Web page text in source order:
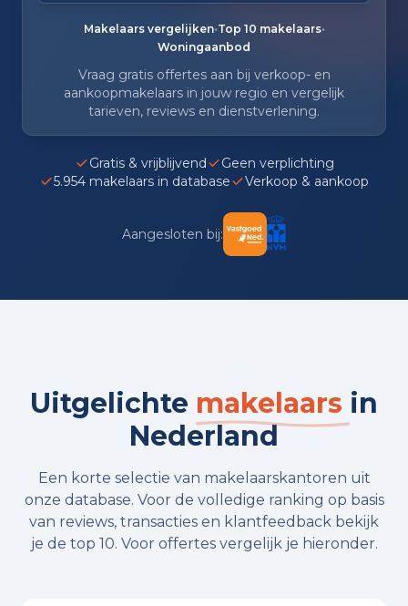
Makelaars vergelijken•Top 10 makelaars•
Woningaanbod
Vraag gratis offertes aan bij verkoop- en
aankoopmakelaars in jouw regio en vergelijk
tarieven, reviews en dienstverlening.
Gratis & vrijblijvend
Geen verplichting
5.954 makelaars in database
Verkoop & aankoop
Aangesloten bij:
Uitgelichte makelaars in
Nederland
Een korte selectie van makelaarskantoren uit
onze database. Voor de volledige ranking op basis
van reviews, transacties en klantfeedback bekijk
je de top 10. Voor offertes vergelijk je hieronder.